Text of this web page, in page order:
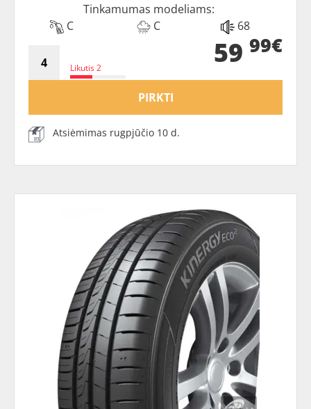
Tinkamumas modeliams:
C
C 68
Likutis 2 59 99€
PIRKTI
Atsiėmimas rugpjūčio 10 d.